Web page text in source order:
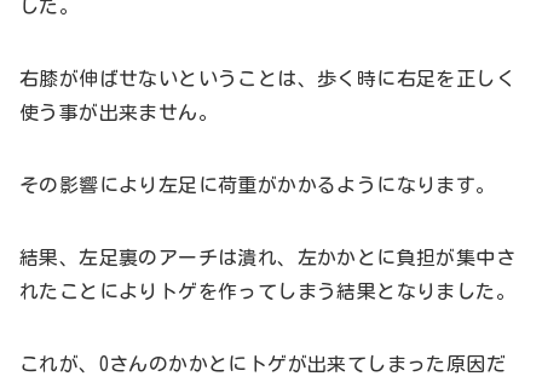
した。
右膝が伸ばせないということは、歩く時に右足を正しく
使う事が出来ません。
その影響により左足に荷重がかかるようになります。
結果、左足裏のアーチは潰れ、左かかとに負担が集中さ
れたことによりトゲを作ってしまう結果となりました。
これが、Oさんのかかとにトゲが出来てしまった原因だ